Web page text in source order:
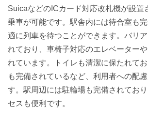
SuicaなどのICカード対応改札機が設置
乗車が可能です。駅舎内には待合室も
適に列車を待つことができます。バリ
れており、車椅子対応のエレベーター
れています。トイレも清潔に保たれて
も完備されているなど、利用者への配
す。駅周辺には駐輪場も完備されてお
セスも便利です。